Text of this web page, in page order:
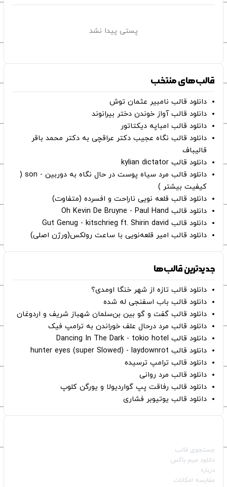
پستی پیدا نشد
قالب‌های منتخب
دانلود قالب نامبیر عثمان ‌توش
دانلود قالب آواز خوندن دختر بیرانوند
دانلود قالب امباپه دیکتاتور
دانلود قالب نگاه عجیب دکتر عراقچی به دکتر محمد باقر
قالیباف
دانلود قالب kylian dictator
دانلود قالب مرد سیاه پوست در حال نگاه به دوربین - son (
کیفیت بیشتر )
دانلود قالب قلعه نویی ناراحت و افسرده (متفاوت)
دانلود قالب Oh Kevin De Bruyne - Paul Hand
دانلود قالب Gut Genug - kitschrieg ft. Shirin david
دانلود قالب امیر قلعه‌نویی با ساعت رولکس(ورژن اصلی)
جدیدترین قالب‌ها
دانلود قالب تازه از شهر خنگا اومدی؟
دانلود قالب باب اسفنجی له شده
دانلود قالب گفت و گو بین بن‌سلمان شهباز شریف و اردوغان
دانلود قالب مرد درحال علف خوراندن به ترامپ فیک
دانلود قالب Dancing In The Dark - tokio hotel
دانلود قالب hunter eyes (super Slowed) - laydownrot
دانلود قالب ترامپ ترسیده
دانلود قالب مرد روانی
دانلود قالب رفاقت پپ گواردیولا و یورگن کلوپ
دانلود قالب یوتیوبر فشاری
جستجوی قالب
دانلود میم باکس
درباره
مقایسه امکانات